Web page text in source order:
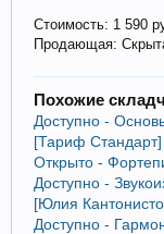
Стоимость: 1 590
Продающая:
Похожие
Доступно -
[Тариф
Открыто -
Доступно -
[Юлия
Доступно -